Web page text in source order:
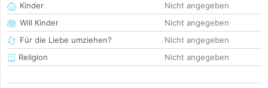
Kinder
Nicht angegeben
Will Kinder
Nicht angegeben
Für die Liebe umziehen?
Nicht angegeben
Religion
Nicht angegeben